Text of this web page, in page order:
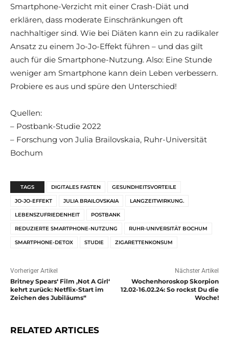
Smartphone-Verzicht mit einer Crash-Diät und
erklären, dass moderate Einschränkungen oft
nachhaltiger sind. Wie bei Diäten kann ein zu radikaler
Ansatz zu einem Jo-Jo-Effekt führen – und das gilt
auch für die Smartphone-Nutzung. Also: Eine Stunde
weniger am Smartphone kann dein Leben verbessern.
Probiere es aus und spüre den Unterschied!
Quellen:
– Postbank-Studie 2022
– Forschung von Julia Brailovskaia, Ruhr-Universität
Bochum
TAGS DIGITALES FASTEN GESUNDHEITSVORTEILE
JO-JO-EFFEKT JULIA BRAILOVSKAIA LANGZEITWIRKUNG.
LEBENSZUFRIEDENHEIT POSTBANK
REDUZIERTE SMARTPHONE-NUTZUNG RUHR-UNIVERSITÄT BOCHUM
SMARTPHONE-DETOX STUDIE ZIGARETTENKONSUM
Vorheriger Artikel
Britney Spears‘ Film ‚Not A Girl‘
kehrt zurück: Netflix-Start im
Zeichen des Jubiläums“
Nächster Artikel
Wochenhoroskop Skorpion
12.02-16.02.24: So rockst Du die
Woche!
RELATED ARTICLES